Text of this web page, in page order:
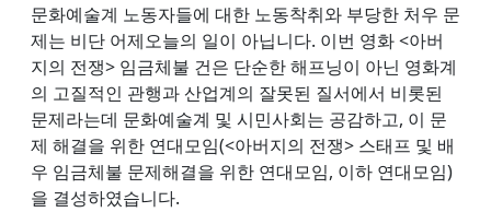
문화예술계 노동자들에 대한 노동착취와 부당한 처우 문
제는 비단 어제오늘의 일이 아닙니다. 이번 영화 <아버
지의 전쟁> 임금체불 건은 단순한 해프닝이 아닌 영화계
의 고질적인 관행과 산업계의 잘못된 질서에서 비롯된
문제라는데 문화예술계 및 시민사회는 공감하고, 이 문
제 해결을 위한 연대모임(<아버지의 전쟁> 스태프 및 배
우 임금체불 문제해결을 위한 연대모임, 이하 연대모임)
을 결성하였습니다.